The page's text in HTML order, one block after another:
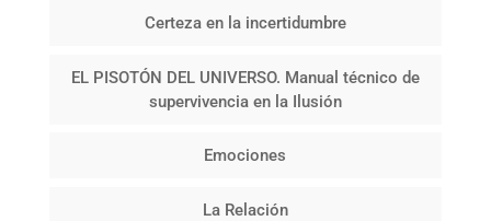
Certeza en la incertidumbre
EL PISOTÓN DEL UNIVERSO. Manual técnico de
supervivencia en la Ilusión
Emociones
La Relación